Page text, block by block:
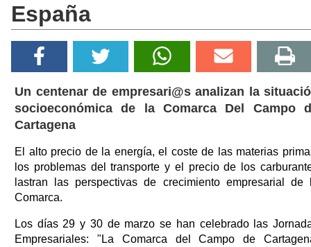
España
Un centenar de empresari@s analizan la
socioeconómica de la Comarca Del Campo
Cartagena
El alto precio de la energía, el coste de las materias
los problemas del transporte y el precio de los
lastran las perspectivas de crecimiento empresarial de
Comarca.
Los días 29 y 30 de marzo se han celebrado las
Empresariales: "La Comarca del Campo de